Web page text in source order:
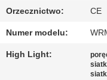
SIĘ
Z
NAMI
Orzecznictwo: CE
Numer modelu:
High Light: